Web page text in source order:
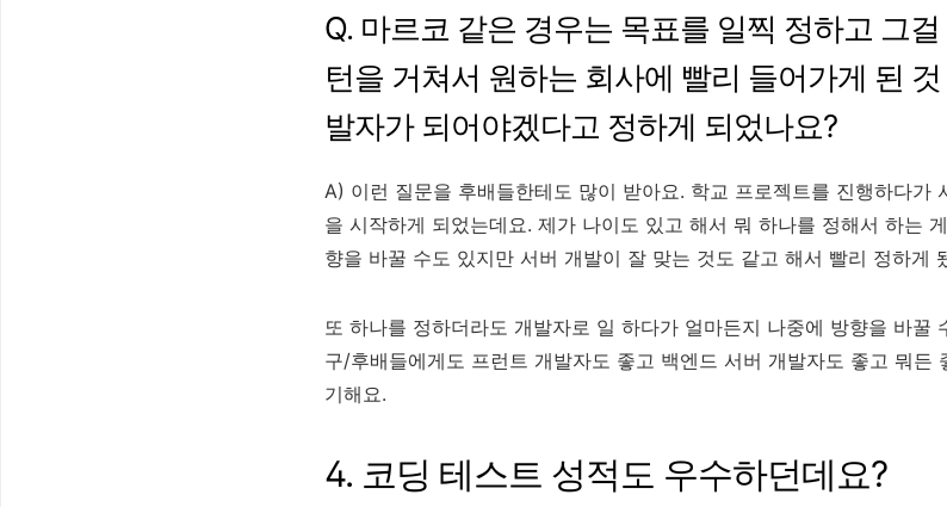
Q. 마르코 같은 경우는 목표를 일찍 정하고 그
턴을 거쳐서 원하는 회사에 빨리 들어가게 된
발자가 되어야겠다고 정하게 되었나요?
A) 이런 질문을 후배들한테도 많이 받아요. 학교 프로젝트를 진행하다가
을 시작하게 되었는데요. 제가 나이도 있고 해서 뭐 하나를 정해서 하는
향을 바꿀 수도 있지만 서버 개발이 잘 맞는 것도 같고 해서 빨리 정하게
또 하나를 정하더라도 개발자로 일 하다가 얼마든지 나중에 방향을 바꿀
구/후배들에게도 프런트 개발자도 좋고 백엔드 서버 개발자도 좋고 뭐든
기해요.
4. 코딩 테스트 성적도 우수하던데요?